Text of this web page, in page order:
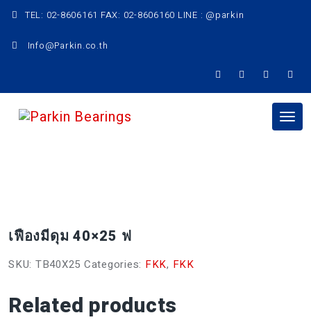
Skip
content
TEL: 02-8606161 FAX: 02-8606160 LINE : @parkin
Info@Parkin.co.th
เฟืองมีดุม 40×25 ฟ
SKU: TB40X25 Categories: FKK, FKK
Related products